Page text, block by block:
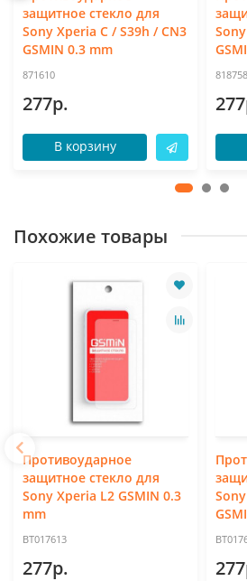
защитное стекло для
Sony Xperia C / S39h / CN3
GSMIN 0.3 mm
871610
277р.
В корзину
818758
Похожие товары
Противоударное
защитное стекло для
Sony Xperia L2 GSMIN 0.3
mm
BT017613
277р.